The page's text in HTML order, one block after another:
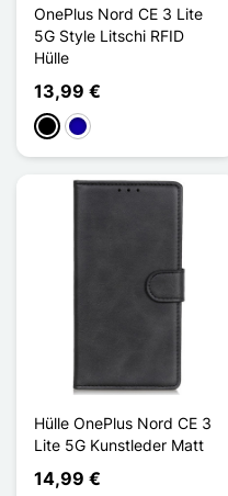
OnePlus Nord CE 3 Lite
5G Style Litschi RFID
Hülle
13,99 €
SchwarzDunkelblau
Hülle OnePlus Nord CE 3
Lite 5G Kunstleder Matt
14,99 €